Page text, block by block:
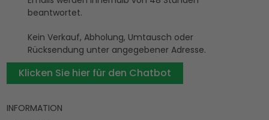
beantwortet.
Kein Verkauf, Abholung, Umtausch oder
Rücksendung unter angegebener Adresse.
Klicken Sie hier für den Chatbot
INFORMATION